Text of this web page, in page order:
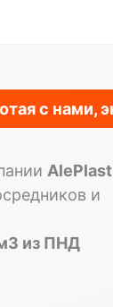
AlePlast
и
из ПНД